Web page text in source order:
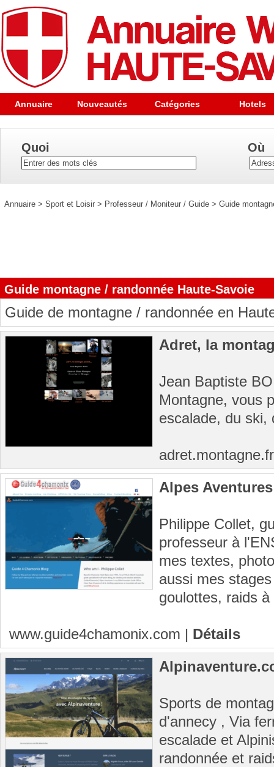
Annuaire Nouveautés Catégories Hotels
Quoi Où
Annuaire > Sport et Loisir > Professeur / Moniteur / Guide > Guide
Guide montagne / randonnée Haute-Savoie
Guide de montagne / randonnée en
Adret, la
Jean Baptiste
Montagne, vous
escalade, du ski,
Alpes Aventures
Philippe Collet,
professeur à
mes textes,
aussi mes
goulottes, raids
www.guide4chamonix.com | Détails
Sports de
d'annecy , Via
escalade et
randonnée et